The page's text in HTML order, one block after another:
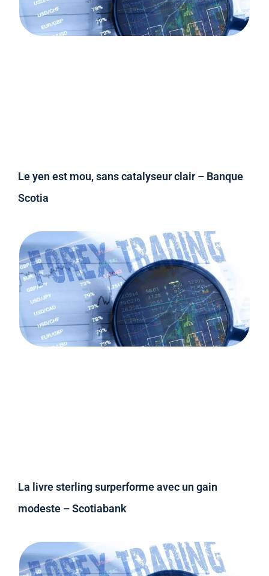
Le yen est mou, sans catalyseur clair – Banque
Scotia
La livre sterling surperforme avec un gain
modeste – Scotiabank